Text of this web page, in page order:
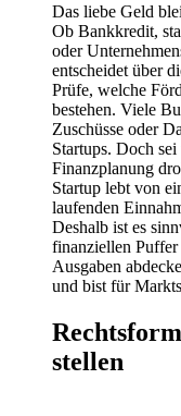
Das liebe Geld
Ob Bankkredit,
oder
entscheidet über
Prüfe, welche
bestehen. Viele
Zuschüsse oder
Startups. Doch
Finanzplanung
Startup lebt von
laufenden
Deshalb ist es
finanziellen Puffer
Ausgaben
und bist für
stellen